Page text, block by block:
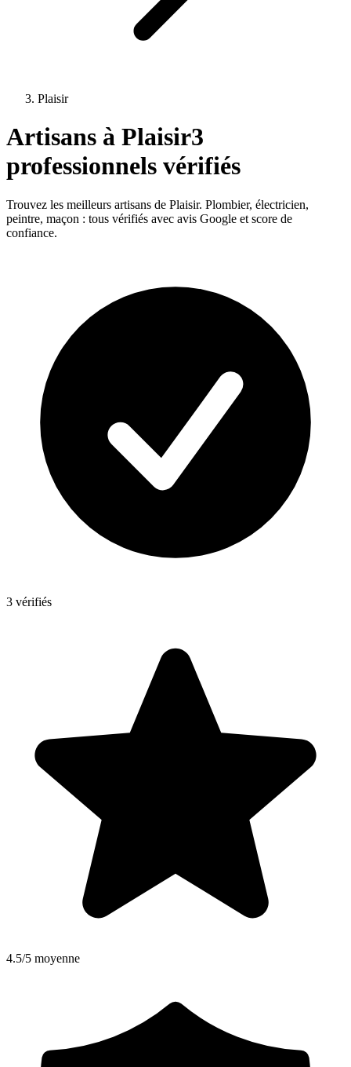
Plaisir
Artisans à Plaisir3
professionnels vérifiés
Trouvez les meilleurs artisans de Plaisir. Plombier, électricien,
peintre, maçon : tous vérifiés avec avis Google et score de
confiance.
3 vérifiés
4.5/5 moyenne